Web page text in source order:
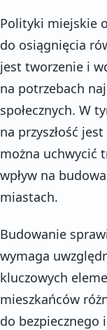
Polityki miejskie
do osiągnięcia
jest tworzenie i
na potrzebach
społecznych. W
na przyszłość
można uchwycić
wpływ na
miastach.
Budowanie
wymaga
kluczowych
mieszkańców
do bezpiecznego